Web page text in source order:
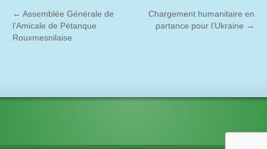
← Assemblée Générale de
l’Amicale de Pétanque
Rouxmesnilaise
Chargement humanitaire en
partance pour l’Ukraine →